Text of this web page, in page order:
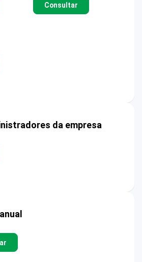
Consultar
da empresa